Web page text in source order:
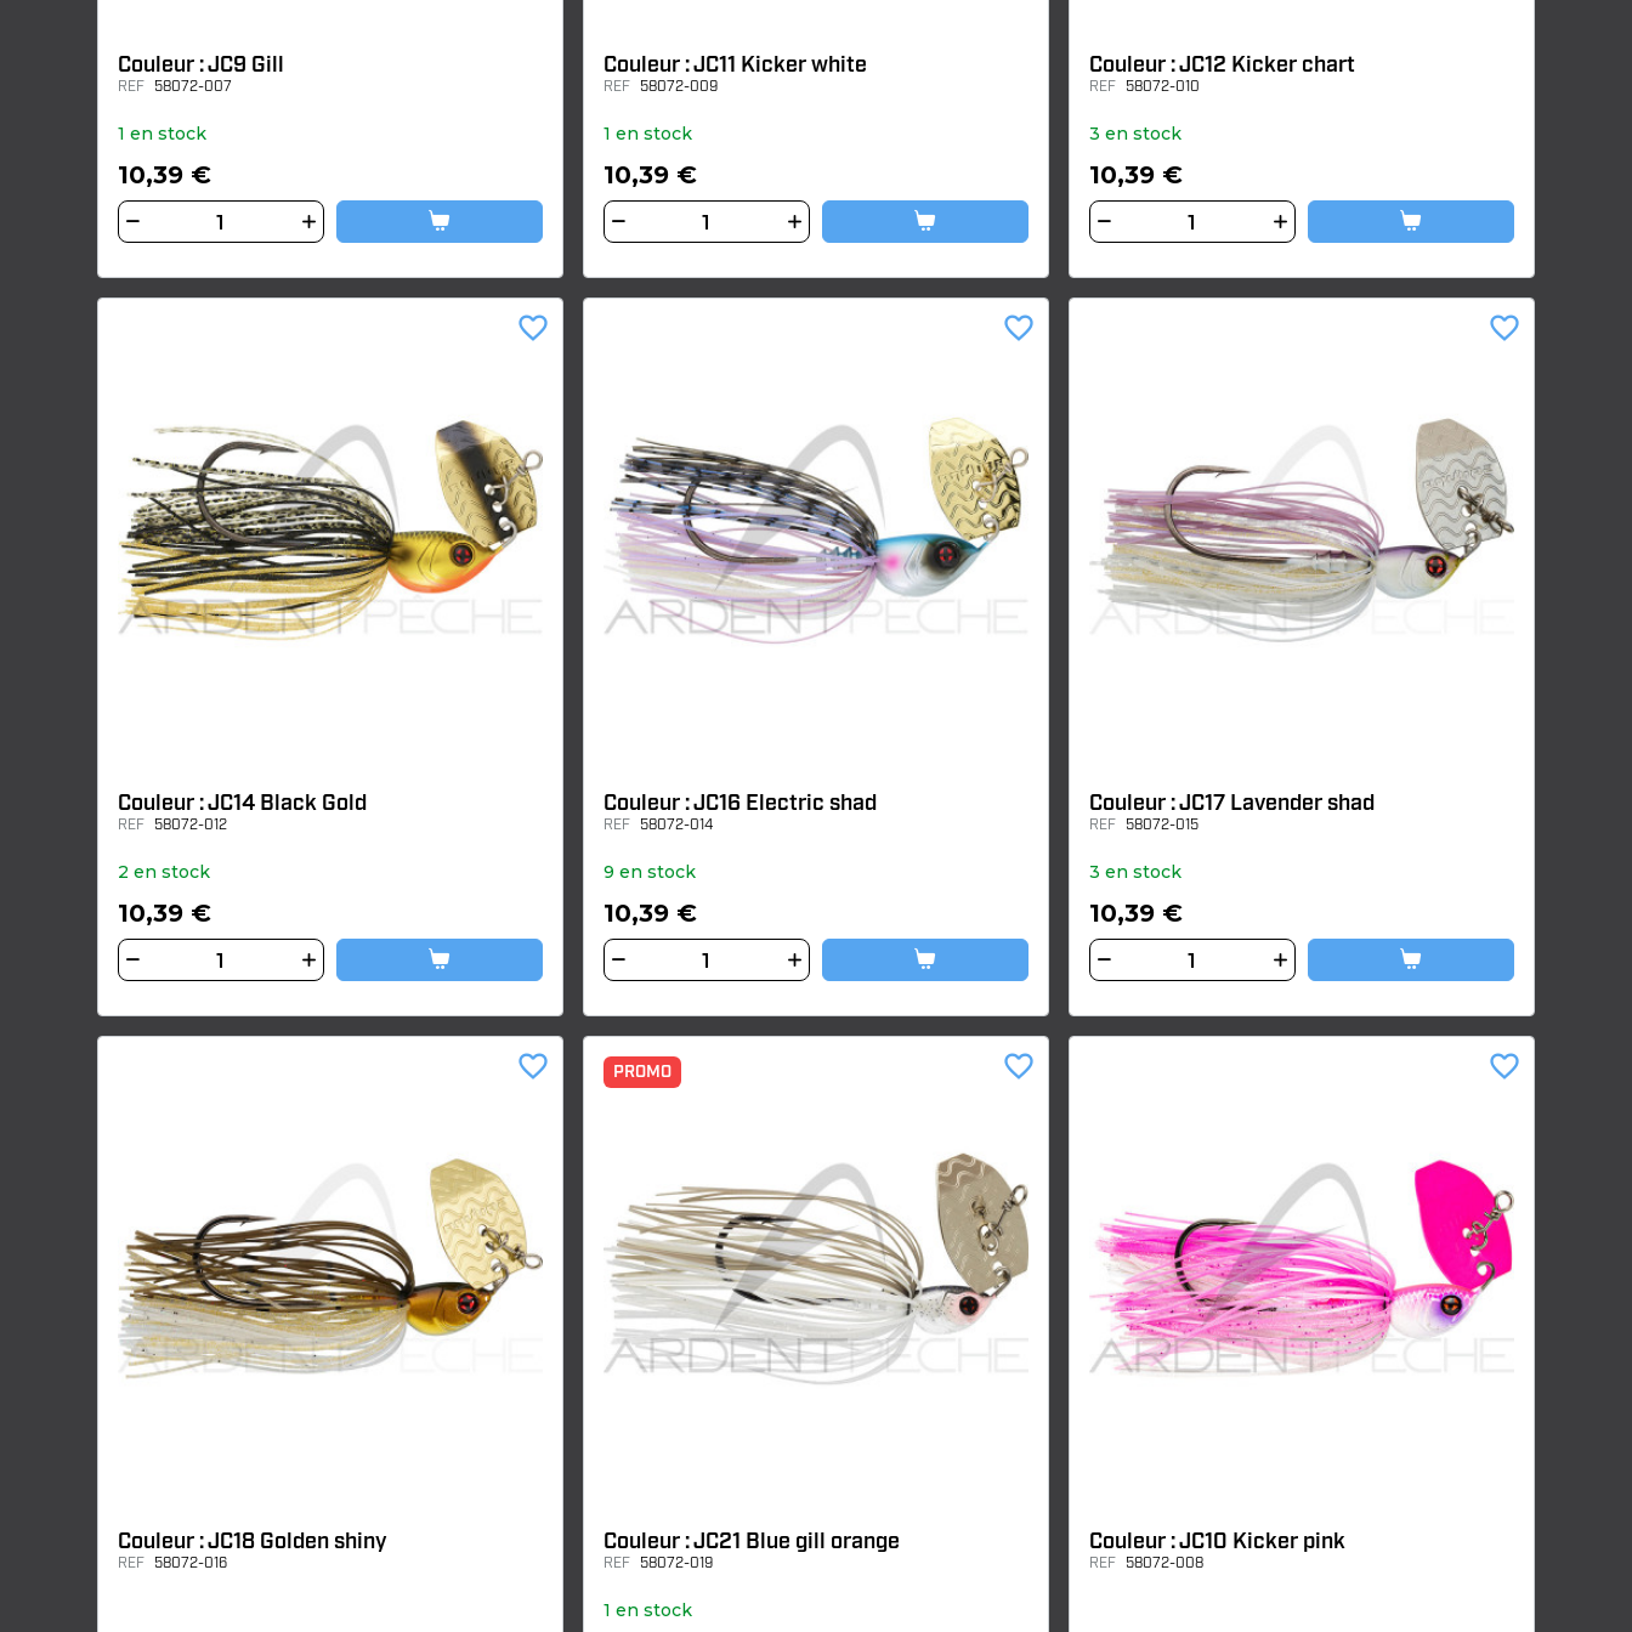
Couleur : JC9 Gill
REF 58072-007
1 en stock
10,39 €
Couleur : JC11 Kicker white
REF 58072-009
1 en stock
10,39 €
Couleur : JC12 Kicker chart
REF 58072-010
3 en stock
10,39 €
Couleur : JC14 Black Gold
REF 58072-012
2 en stock
10,39 €
favorite_border
Couleur : JC16 Electric shad
REF 58072-014
9 en stock
10,39 €
favorite_border
Couleur : JC17 Lavender shad
REF 58072-015
3 en stock
10,39 €
favorite_border
Couleur : JC18 Golden shiny
REF 58072-016
favorite_border PROMO
Couleur : JC21 Blue gill orange
REF 58072-019
1 en stock
favorite_border
Couleur : JC10 Kicker pink
REF 58072-008
favorite_border